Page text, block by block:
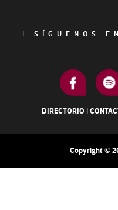
|
SÍGUENOS
DIRECTORIO |
Copyright ©